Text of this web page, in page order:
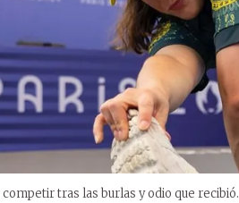
tras las burlas y odio que recibió.